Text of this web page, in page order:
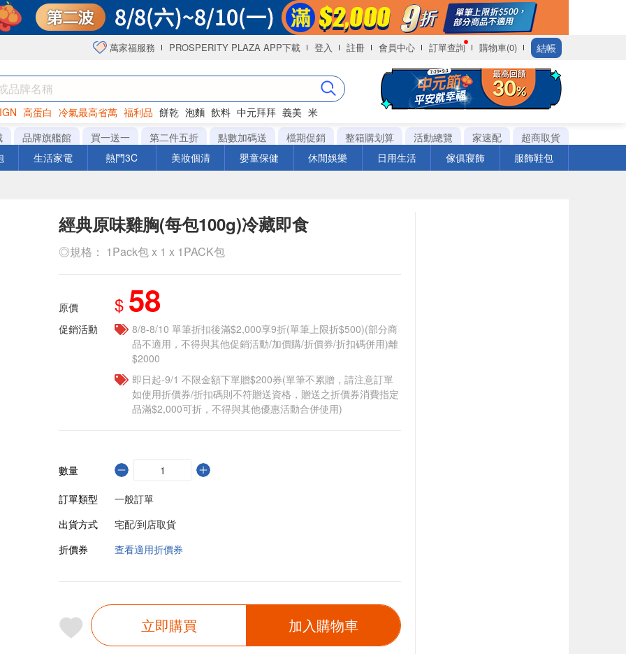
萬家福服務 PROSPERITY PLAZA APP下載 登入 註冊 會員中心 訂單查詢 購物車(0) 結帳
高蛋白 冷氣最高省萬 福利品 餅乾 泡麵 飲料 中元拜拜 義美 米
海苔
品牌旗艦館 買一送一 第二件五折 點數加碼送 檔期促銷 整箱購划算 活動總覽 家速配
超商取貨
生活家電 熱門3C 美妝個清 嬰童保健 休閒娛樂 日用生活 傢俱寢飾 服飾鞋包
經典原味雞胸(每包100g)冷藏即食
◎規格： 1Pack包 x 1 x 1PACK包
原價 $ 58
促銷活動
8/8-8/10 單筆折扣後滿$2,000享9折(單筆上限折$500)(部分商
品不適用，不得與其他促銷活動/加價購/折價券/折扣碼併用)離
$2000
即日起-9/1 不限金額下單贈$200券(單筆不累贈，請注意訂單
如使用折價券/折扣碼則不符贈送資格，贈送之折價券消費指定
品滿$2,000可折，不得與其他優惠活動合併使用)
數量
訂單類型
一般訂單
出貨方式
宅配/到店取貨
折價券
查看適用折價券
立即購買 加入購物車